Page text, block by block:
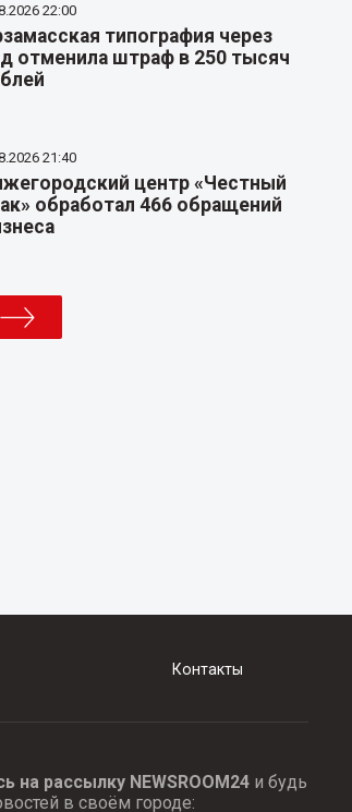
22:00
типография через
отменила штраф в 250 тысяч
21:40
центр «Честный
обработал 466 обращений
Контакты
на рассылку NEWSROOM24и будь
в своём городе: